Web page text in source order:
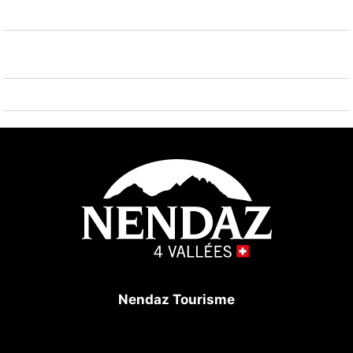
également proposés à la location dans cette maison
Nendaz Tourisme